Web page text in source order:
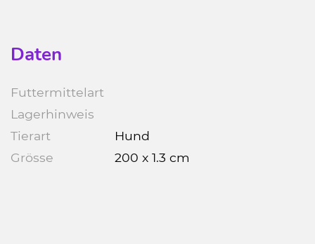
Daten
Futtermittelart
Lagerhinweis
Tierart
Hund
Grösse
200 x 1.3 cm